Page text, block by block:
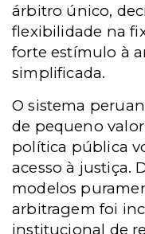
árbitro único,
flexibilidade na
forte estímulo à
simplificada.
O sistema
de pequeno
política pública
acesso à justiça.
modelos
arbitragem foi
institucional de